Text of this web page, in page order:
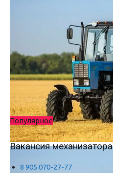
Популярное
Вакансия механизатора
8 905 070-27-77